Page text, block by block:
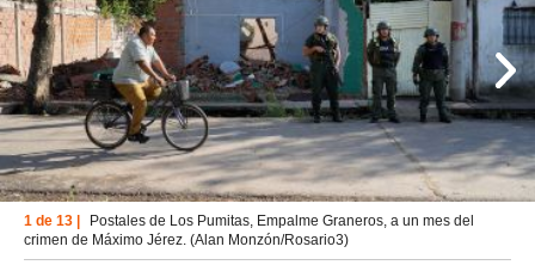
1 de 13 |
Postales de Los Pumitas, Empalme Graneros, a un mes del
crimen de Máximo Jérez. (Alan Monzón/Rosario3)